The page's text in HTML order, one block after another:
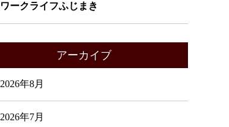
ワークライフふじまき
アーカイブ
2026年8月
2026年7月